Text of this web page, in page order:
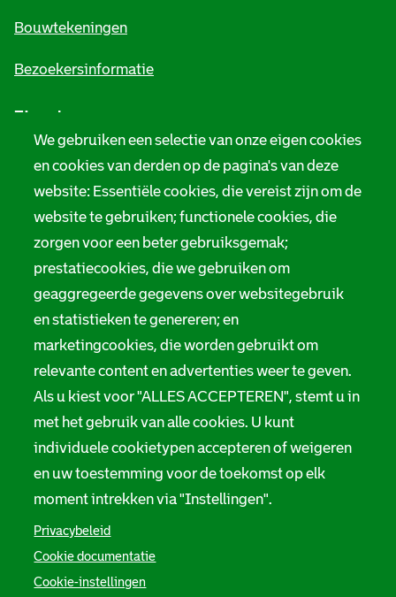
We gebruiken een selectie van onze eigen cookies
en cookies van derden op de pagina's van deze
website: Essentiële cookies, die vereist zijn om de
website te gebruiken; functionele cookies, die
zorgen voor een beter gebruiksgemak;
prestatiecookies, die we gebruiken om
geaggregeerde gegevens over websitegebruik
en statistieken te genereren; en
marketingcookies, die worden gebruikt om
relevante content en advertenties weer te geven.
Als u kiest voor "ALLES ACCEPTEREN", stemt u in
met het gebruik van alle cookies. U kunt
individuele cookietypen accepteren of weigeren
en uw toestemming voor de toekomst op elk
moment intrekken via "Instellingen".
Privacybeleid
Cookie documentatie
Cookie-instellingen
Bouwtekeningen
Bezoekersinformatie
Zie ook
Privacy
Digitale toegankelijkheid
Servicenormen
Melding taalgebruik
Suggesties en opmerkingen
Stadsarchief Rotterdam
Hofdijk 651, 3032 CG Rotterdam
Postbus 71, 3000 AB Rotterdam
TEL: 010 267 55 55
a n o i
S